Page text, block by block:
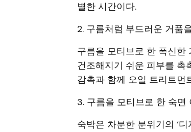
별한 시간이다.
2. 구름처럼 부드러운 거품
구름을 모티브로 한 폭신한
건조해지기 쉬운 피부를 촉
감촉과 함께 오일 트리트먼
3. 구름을 모티브로 한 숙
숙박은 차분한 분위기의 ‘